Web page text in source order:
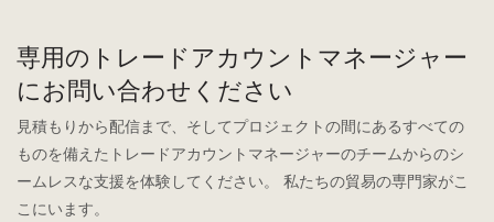
専用のトレードアカウントマネージャー
にお問い合わせください
見積もりから配信まで、そしてプロジェクトの間にあるすべての
ものを備えたトレードアカウントマネージャーのチームからのシ
ームレスな支援を体験してください。 私たちの貿易の専門家がこ
こにいます。